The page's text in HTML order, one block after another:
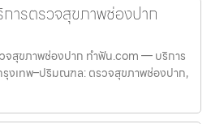
ารตรวจสุขภาพช่องปาก
จสุขภาพช่องปาก ทำฟัน.com — บริการ
งเทพ–ปริมณฑล: ตรวจสุขภาพช่องปาก,